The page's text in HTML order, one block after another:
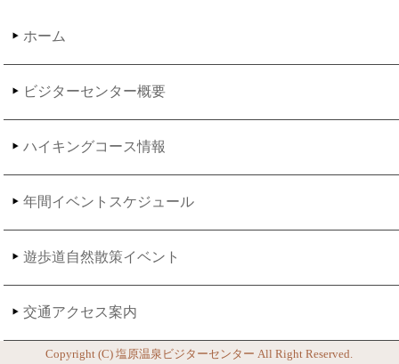
ホーム
ビジターセンター概要
ハイキングコース情報
年間イベントスケジュール
遊歩道自然散策イベント
交通アクセス案内
Copyright (C)塩原温泉ビジターセンター All Right Reserved.